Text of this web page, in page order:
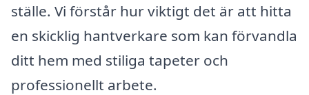
ställe. Vi förstår hur viktigt det är att hitta
en skicklig hantverkare som kan förvandla
ditt hem med stiliga tapeter och
professionellt arbete.